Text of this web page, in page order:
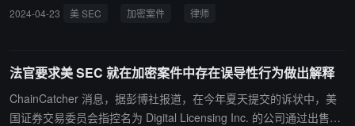
seph Watkins 本月辞职，此前 SEC 的一名官员告诉他们，如果他们
区法院法官 Robert Shelby 表示，监管机构对 DEBT Box 的诉讼因虚
假陈述和失实陈述以及缺乏证据而受到损害。Shelby 在 3 月份采取
了制裁该机构滥用权力的极端措施，SEC 的执法负责人已经为这些失
2024-04-23 美 SEC 加密案件 律师
法官要求美 SEC 就在加密案件中存在误导性行为做出解释
ChainCatcher 消息，据彭博社报道，在今年夏天提交的诉状中，美
国证券交易委员会指控名为 Digital Licensing Inc. 的公司通过出售名